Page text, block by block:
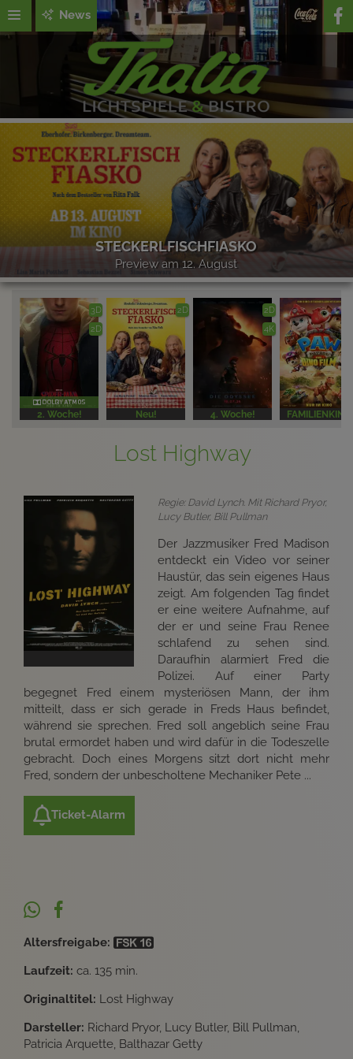
News
STECKERLFISCHFIASKO
Preview am 12. August
3D
2D
2. Woche!
2D
Neu!
2D
4K
4. Woche! FAMILIENKINO
Lost Highway
Regie: David Lynch. Mit Richard Pryor,
Lucy Butler, Bill Pullman
Der Jazzmusiker Fred Madison
entdeckt ein Video vor seiner
Haustür, das sein eigenes Haus
zeigt. Am folgenden Tag findet
er eine weitere Aufnahme, auf
der er und seine Frau Renee
schlafend zu sehen sind.
Daraufhin alarmiert Fred die
Polizei. Auf einer Party
begegnet Fred einem mysteriösen Mann, der ihm
mitteilt, dass er sich gerade in Freds Haus befindet,
während sie sprechen. Fred soll angeblich seine Frau
brutal ermordet haben und wird dafür in die Todeszelle
gebracht. Doch eines Morgens sitzt dort nicht mehr
Fred, sondern der unbescholtene Mechaniker Pete ...
Ticket-Alarm
Altersfreigabe:
Laufzeit: ca. 135 min.
Originaltitel: Lost Highway
Darsteller: Richard Pryor, Lucy Butler, Bill Pullman,
Patricia Arquette, Balthazar Getty